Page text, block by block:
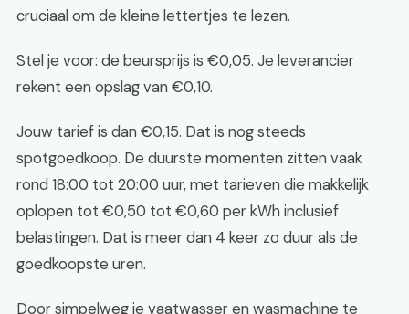
cruciaal om de kleine lettertjes te lezen.
Stel je voor: de beursprijs is €0,05. Je leverancier
rekent een opslag van €0,10.
Jouw tarief is dan €0,15. Dat is nog steeds
spotgoedkoop. De duurste momenten zitten vaak
rond 18:00 tot 20:00 uur, met tarieven die makkelijk
oplopen tot €0,50 tot €0,60 per kWh inclusief
belastingen. Dat is meer dan 4 keer zo duur als de
goedkoopste uren.
Door simpelweg je vaatwasser en wasmachine te